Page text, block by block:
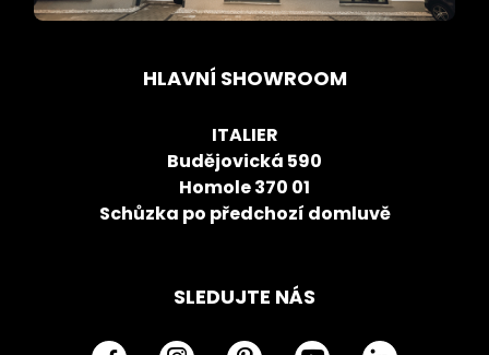
HLAVNÍ SHOWROOM
ITALIER
Budějovická 590
Homole 370 01
Schůzka po předchozí domluvě
SLEDUJTE NÁS